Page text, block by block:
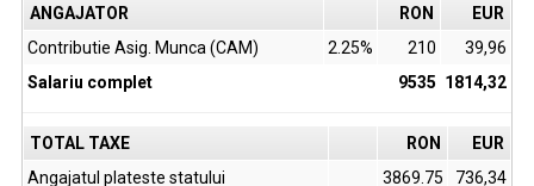
ANGAJATOR RON
EUR
Contributie Asig. Munca (CAM)
2.25% 210
39,96
Salariu complet
9535 1814,32
TOTAL TAXE RON
EUR
Angajatul plateste statului
3869.75
736,34